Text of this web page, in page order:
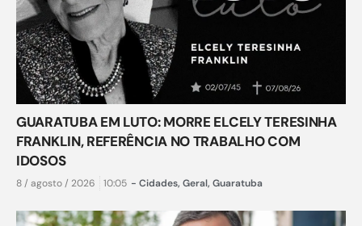
GUARATUBA EM LUTO: MORRE ELCELY TERESINHA
FRANKLIN, REFERÊNCIA NO TRABALHO COM
IDOSOS
8 / agosto / 2026 10:05 - Cidades, Geral, Guaratuba